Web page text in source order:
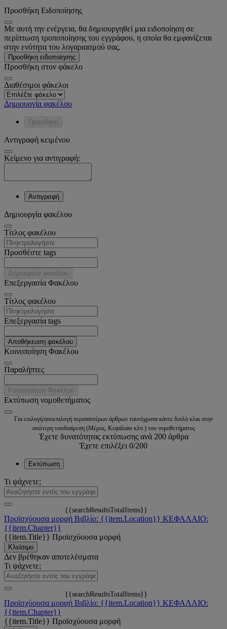
Προσθήκη Ειδοποίησης
Με αυτή την ενέργεια, θα δημιουργηθεί μια ειδοποίηση σε
περίπτωση τροποποίησης του εγγράφου, η οποία θα εμφανίζεται
στην ενότητα του λογαριασμού σας.
Προσθήκη ειδοποίησης
Προσθήκη στον φάκελο
Διαθέσιμοι φάκελοι
Δημιουργία φακέλου
Προσθήκη
Αντιγραφή κειμένου
Κείμενο για αντιγραφή:
Αντιγραφή
Δημιουργία φακέλου
Tίτλος φακέλου
Προσθέστε tags
Δημιουργία φακέλου
Επεξεργασία Φακέλου
Tίτλος φακέλου
Επεξεργασία tags
Αποθήκευση φακέλου
Κοινοποίηση Φακέλου
Παραλήπτες
Κοινοποίηση Φακέλου
Εκτύπωση νομοθετήματος
Για επιλογή/αποεπιλογή περισσοτέρων άρθρων ταυτόχρονα κάντε διπλό κλικ στην
ανώτερη υποδιαίρεση (Μέρος, Κεφάλαιο κλπ.) του νομοθετήματος
Έχετε δυνατότητας εκτύπωσης ανά 200 άρθρα
Έχετε επιλέξει 0/200
Εκτύπωση
Τι ψάχνετε;
{{searchResultsTotalItems}}
Προϊσχύουσα μορφή Βιβλίο: {{item.Location}} ΚΕΦΑΛΑΙΟ:
{{item.Chapter}}
{{item.Title}} Προϊσχύουσα μορφή
Κλείσιμο
Δεν βρέθηκαν αποτελέσματα
Τι ψάχνετε;
{{searchResultsTotalItems}}
Προϊσχύουσα μορφή Βιβλίο: {{item.Location}} ΚΕΦΑΛΑΙΟ:
{{item.Chapter}}
{{item.Title}} Προϊσχύουσα μορφή